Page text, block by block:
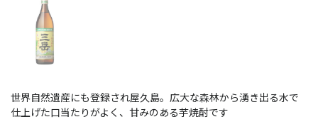
世界自然遺産にも登録され屋久島。広大な森林から湧き出る水で
仕上げた口当たりがよく、甘みのある芋焼酎です